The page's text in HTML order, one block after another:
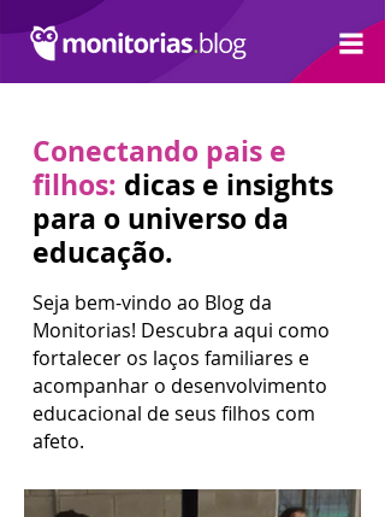
Conectando pais e
filhos: dicas e insights
para o universo da
educação.
Seja bem-vindo ao Blog da
Monitorias! Descubra aqui como
fortalecer os laços familiares e
acompanhar o desenvolvimento
educacional de seus filhos com
afeto.